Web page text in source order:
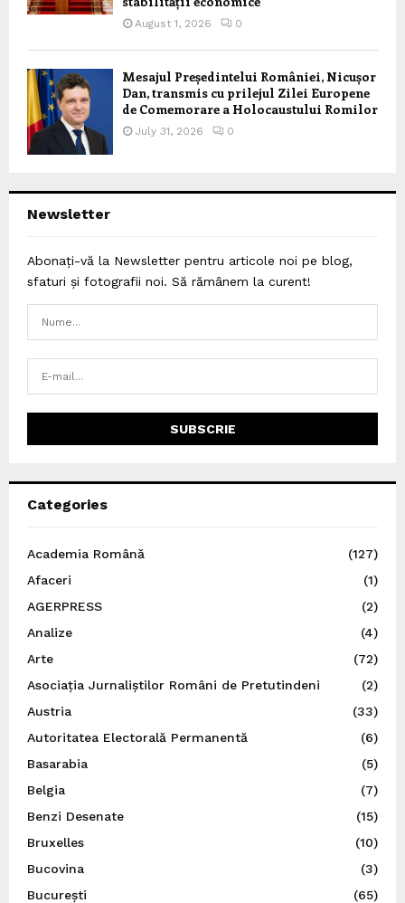
August 1, 2026 0
Mesajul Președintelui României, Nicușor
Dan, transmis cu prilejul Zilei Europene
de Comemorare a Holocaustului Romilor
July 31, 2026 0
Newsletter
Abonați-vă la Newsletter pentru articole noi pe blog,
sfaturi și fotografii noi. Să rămânem la curent!
Categories
Academia Română
(127)
Afaceri
(1)
AGERPRESS
(2)
Analize
(4)
Arte
(72)
Asociația Jurnaliștilor Români de Pretutindeni
(2)
Austria
(33)
Autoritatea Electorală Permanentă
(6)
Basarabia
(5)
Belgia
(7)
Benzi Desenate
(15)
Bruxelles
(10)
Bucovina
(3)
București
(65)